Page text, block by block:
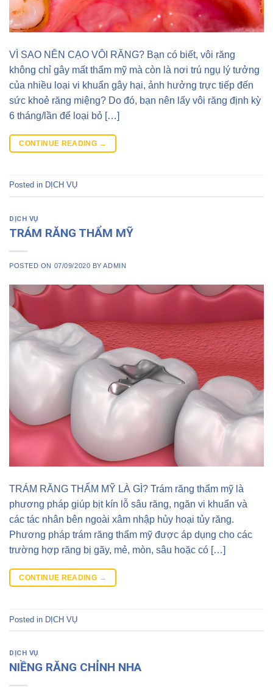
VÌ SAO NÊN CẠO VÔI RĂNG? Bạn có biết, vôi răng
không chỉ gây mất thẩm mỹ mà còn là nơi trú ngụ lý tưởng
của nhiều loại vi khuẩn gây hại, ảnh hưởng trực tiếp đến
sức khoẻ răng miệng? Do đó, bạn nên lấy vôi răng định kỳ
6 tháng/lần để loại bỏ […]
CONTINUE READING →
Posted in DỊCH VỤ
DỊCH VỤ
TRÁM RĂNG THẨM MỸ
POSTED ON 07/09/2020 BYADMIN
TRÁM RĂNG THẨM MỸ LÀ GÌ? Trám răng thẩm mỹ là
phương pháp giúp bịt kín lỗ sâu răng, ngăn vi khuẩn và
các tác nhân bên ngoài xâm nhập hủy hoại tủy răng.
Phương pháp trám răng thẩm mỹ được áp dụng cho các
trường hợp răng bị gãy, mẻ, mòn, sâu hoặc có […]
CONTINUE READING →
Posted in DỊCH VỤ
DỊCH VỤ
NIỀNG RĂNG CHỈNH NHA